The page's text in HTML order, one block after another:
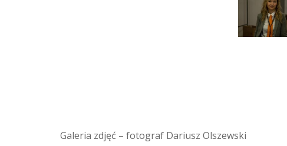
Galeria zdjęć – fotograf Dariusz Olszewski